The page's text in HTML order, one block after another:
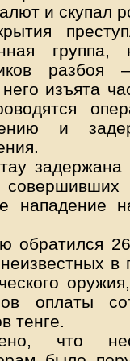
и скупал
изъята
и
задержана
нападение
обратился
в
оплаты
тенге.
что